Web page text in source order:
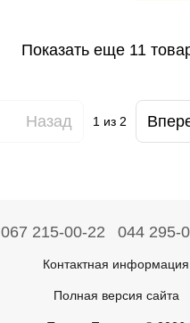
Показать еще 11
Назад 1 из 2
067 215-00-22 044 295-
Контактная информация
Полная версия сайта